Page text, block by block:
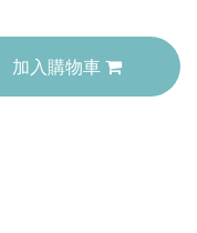
加入購物車